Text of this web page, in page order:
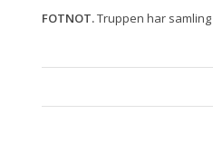
FOTNOT.Truppen har samling